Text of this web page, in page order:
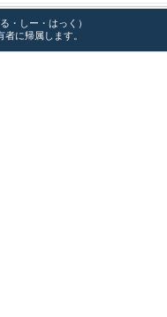
・しー・はっく）
に帰属します。